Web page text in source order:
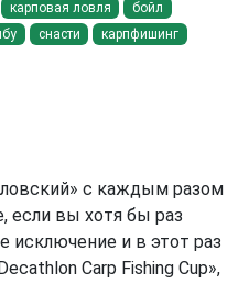
карповая ловля
бойл
снасти
карпфишинг
с каждым разом
если вы хотя бы раз
исключение и в этот раз
Carp Fishing Cup»,